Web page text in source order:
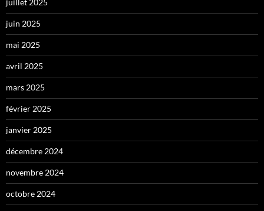
juin 2025
mai 2025
avril 2025
mars 2025
février 2025
janvier 2025
décembre 2024
novembre 2024
octobre 2024